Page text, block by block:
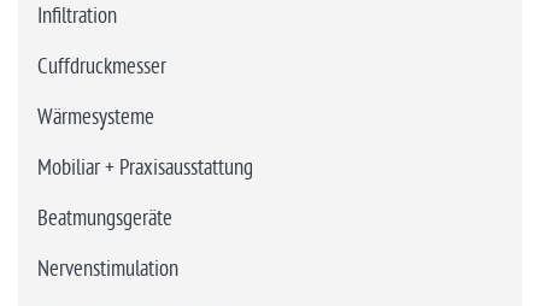
Infiltration
Cuffdruckmesser
Wärmesysteme
Mobiliar + Praxisausstattung
Beatmungsgeräte
Nervenstimulation